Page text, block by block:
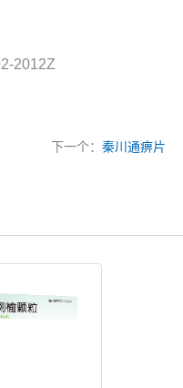
2012Z
下一个：秦川通痹片